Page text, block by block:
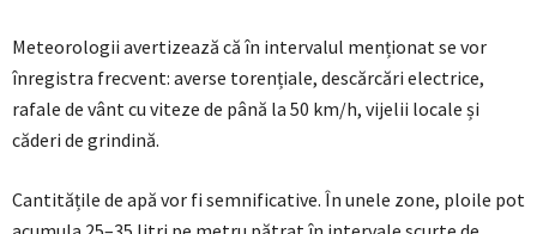
Meteorologii avertizează că în intervalul menționat se vor
înregistra frecvent: averse torențiale, descărcări electrice,
rafale de vânt cu viteze de până la 50 km/h, vijelii locale și
căderi de grindină.
Cantitățile de apă vor fi semnificative. În unele zone, ploile pot